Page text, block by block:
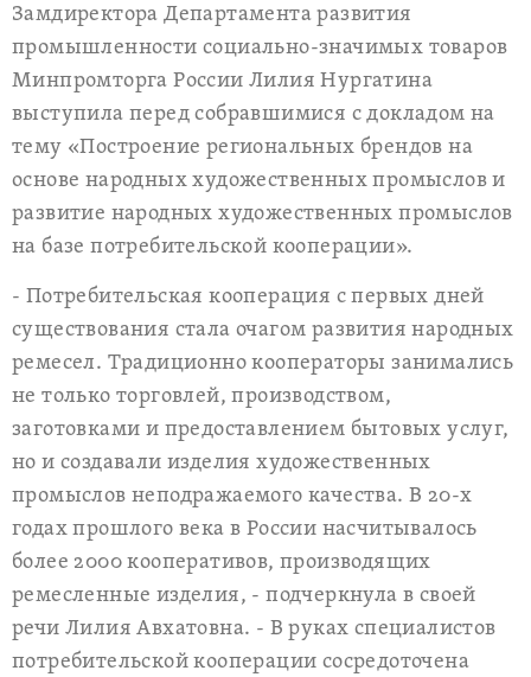
Замдиректора Департамента развития
промышленности социально-значимых товаров
Минпромторга России Лилия Нургатина
выступила перед собравшимися с докладом на
тему «Построение региональных брендов на
основе народных художественных промыслов и
развитие народных художественных промыслов
на базе потребительской кооперации».
- Потребительская кооперация с первых дней
существования стала очагом развития народных
ремесел. Традиционно кооператоры занимались
не только торговлей, производством,
заготовками и предоставлением бытовых услуг,
но и создавали изделия художественных
промыслов неподражаемого качества. В 20-х
годах прошлого века в России насчитывалось
более 2000 кооперативов, производящих
ремесленные изделия, - подчеркнула в своей
речи Лилия Авхатовна. - В руках специалистов
потребительской кооперации сосредоточена